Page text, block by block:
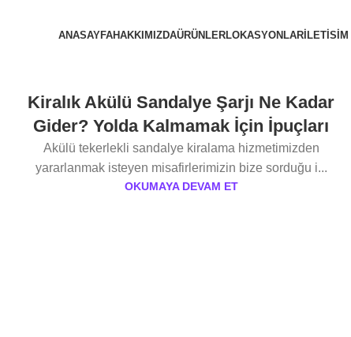
ANASAYFAHAKKIMIZDAÜRÜNLERLOKASYONLAR ILETISIM
Kiralık Akülü Sandalye Şarjı Ne Kadar
Gider? Yolda Kalmamak İçin İpuçları
Akülü tekerlekli sandalye kiralama hizmetimizden
yararlanmak isteyen misafirlerimizin bize sorduğu i...
OKUMAYA DEVAM ET